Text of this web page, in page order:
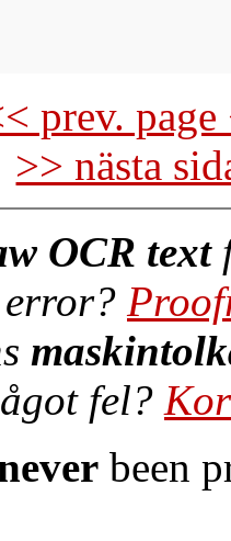
prev.
>> nästa
OCR text
error?
fel?
been